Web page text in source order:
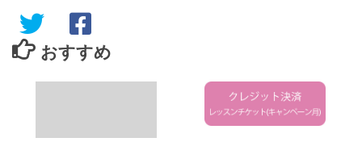
おすすめ